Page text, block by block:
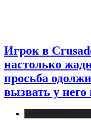
Игрок в
настолько
просьба
вызвать у